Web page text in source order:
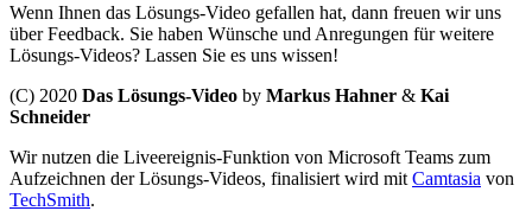
Wenn Ihnen das Lösungs-Video gefallen hat, dann freuen wir uns
über Feedback. Sie haben Wünsche und Anregungen für weitere
Lösungs-Videos? Lassen Sie es uns wissen!
(C) 2020 Das Lösungs-Video by Markus Hahner & Kai
Schneider
Wir nutzen die Liveereignis-Funktion von Microsoft Teams zum
Aufzeichnen der Lösungs-Videos, finalisiert wird mit Camtasia von
TechSmith.